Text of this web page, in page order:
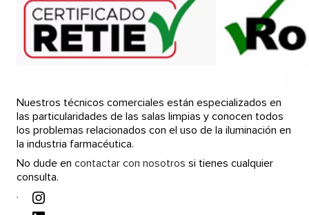
Nuestros técnicos comerciales están especializados en
las particularidades de las salas limpias y conocen todos
los problemas relacionados con el uso de la iluminación en
la industria farmacéutica.
No dude en contactar con nosotros si tienes cualquier
consulta.